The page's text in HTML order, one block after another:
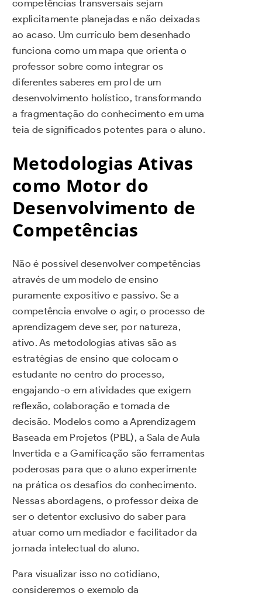
competências transversais sejam
explicitamente planejadas e não deixadas
ao acaso. Um currículo bem desenhado
funciona como um mapa que orienta o
professor sobre como integrar os
diferentes saberes em prol de um
desenvolvimento holístico, transformando
a fragmentação do conhecimento em uma
teia de significados potentes para o aluno.
Metodologias Ativas
como Motor do
Desenvolvimento de
Competências
Não é possível desenvolver competências
através de um modelo de ensino
puramente expositivo e passivo. Se a
competência envolve o agir, o processo de
aprendizagem deve ser, por natureza,
ativo. As metodologias ativas são as
estratégias de ensino que colocam o
estudante no centro do processo,
engajando-o em atividades que exigem
reflexão, colaboração e tomada de
decisão. Modelos como a Aprendizagem
Baseada em Projetos (PBL), a Sala de Aula
Invertida e a Gamificação são ferramentas
poderosas para que o aluno experimente
na prática os desafios do conhecimento.
Nessas abordagens, o professor deixa de
ser o detentor exclusivo do saber para
atuar como um mediador e facilitador da
jornada intelectual do aluno.
Para visualizar isso no cotidiano,
consideremos o exemplo da